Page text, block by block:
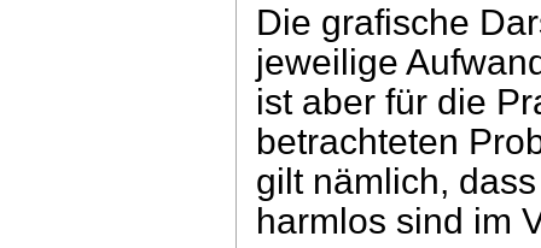
Die grafische
jeweilige
ist aber für die
betrachteten
gilt nämlich,
harmlos sind im